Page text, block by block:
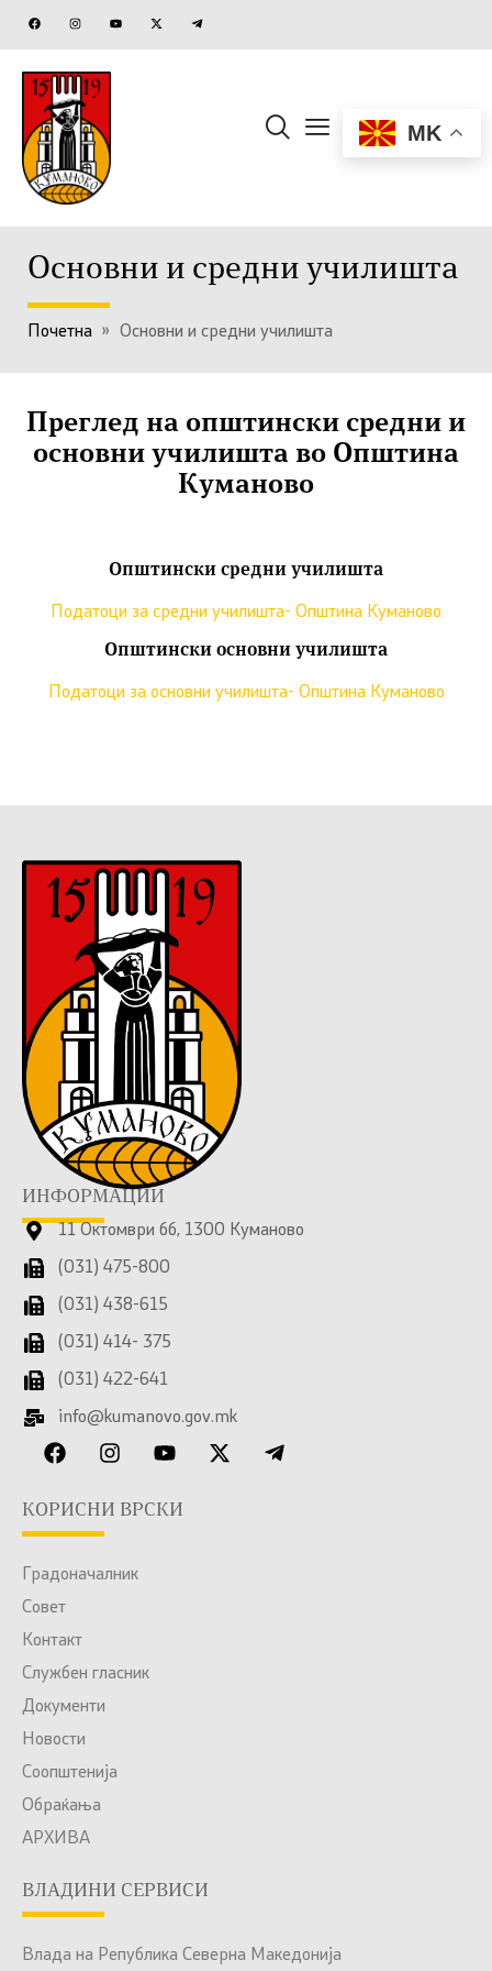
MK
Основни и средни училишта
Почетна » Основни и средни училишта
Преглед на општински средни и
основни училишта во Општина
Куманово
Општински средни училишта
Податоци за средни училишта- Општина Куманово
Општински основни училишта
Податоци за основни училишта- Општина Куманово
ИНФОРМАЦИИ
11 Октомври бб, 1300 Куманово
(031) 475-800
(031) 438-615
(031) 414- 375
(031) 422-641
info@kumanovo.gov.mk
КОРИСНИ ВРСКИ
Градоначалник
Совет
Контакт
Службен гласник
Документи
Новости
Соопштенија
Обраќања
АРХИВА
ВЛАДИНИ СЕРВИСИ
Влада на Република Северна Македонија